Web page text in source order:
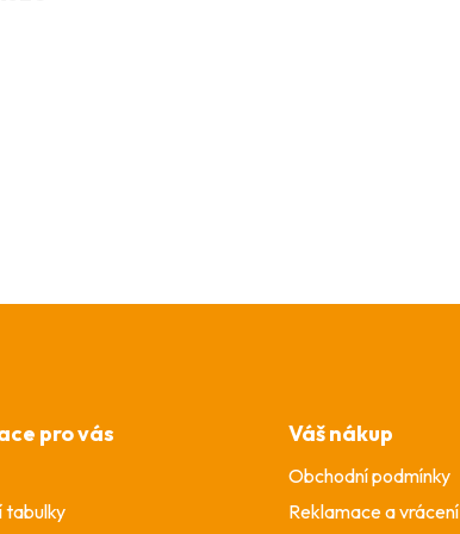
pro vás
tabulky
Váš nákup
Obchodní podmínky
Reklamace a vrácení